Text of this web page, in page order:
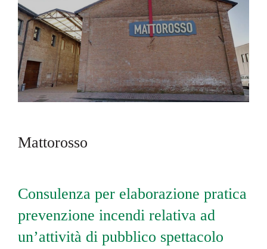
Mattorosso
Consulenza per elaborazione pratica
prevenzione incendi relativa ad
un’attività di pubblico spettacolo